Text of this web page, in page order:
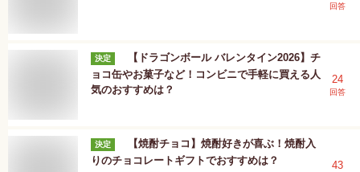
回答
決定
【ドラゴンボール バレンタイン2026】チ
ョコ缶やお菓子など！コンビニで手軽に買える人
気のおすすめは？
24
回答
決定
【焼酎チョコ】焼酎好きが喜ぶ！焼酎入
りのチョコレートギフトでおすすめは？
43